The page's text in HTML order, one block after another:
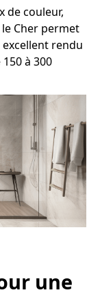
de couleur,
Cher permet
rendu
à 300
une